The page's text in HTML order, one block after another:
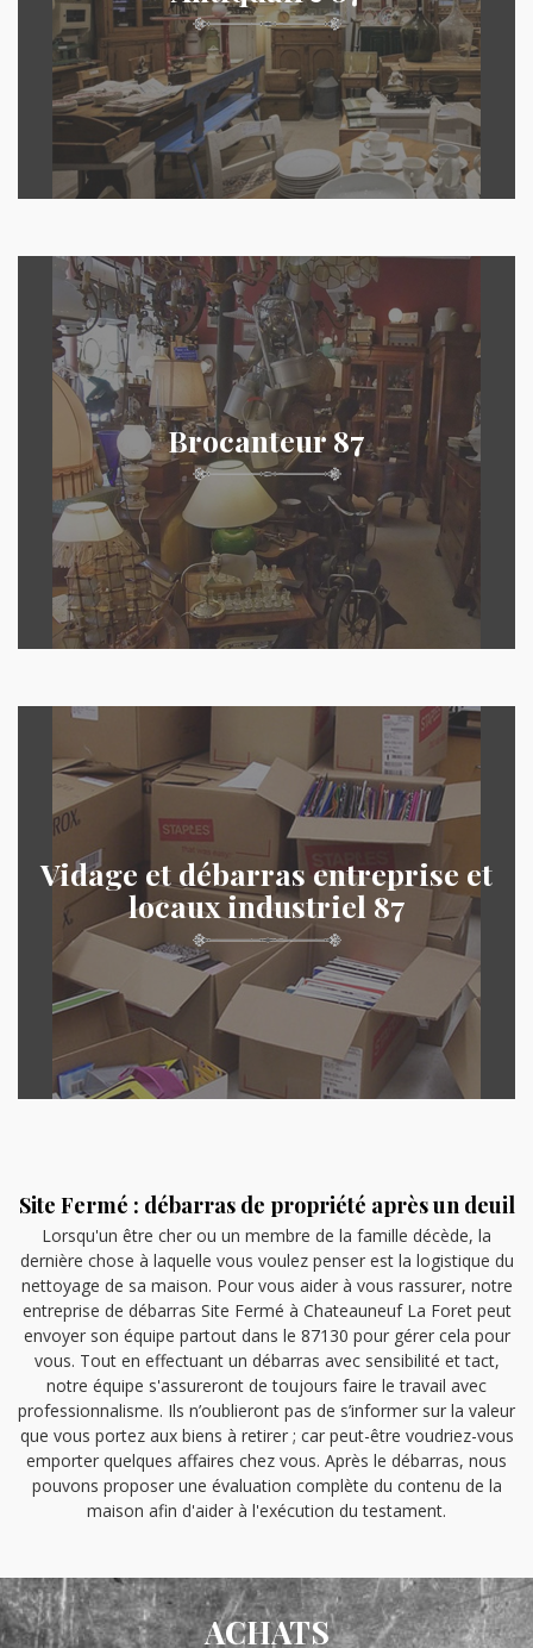
Brocanteur 87
Vidage et débarras entreprise et
locaux industriel 87
Site Fermé : débarras de propriété après un deuil
Lorsqu'un être cher ou un membre de la famille décède, la
dernière chose à laquelle vous voulez penser est la logistique du
nettoyage de sa maison. Pour vous aider à vous rassurer, notre
entreprise de débarras Site Fermé à Chateauneuf La Foret peut
envoyer son équipe partout dans le 87130 pour gérer cela pour
vous. Tout en effectuant un débarras avec sensibilité et tact,
notre équipe s'assureront de toujours faire le travail avec
professionnalisme. Ils n’oublieront pas de s’informer sur la valeur
que vous portez aux biens à retirer ; car peut-être voudriez-vous
emporter quelques affaires chez vous. Après le débarras, nous
pouvons proposer une évaluation complète du contenu de la
maison afin d'aider à l'exécution du testament.
ACHATS